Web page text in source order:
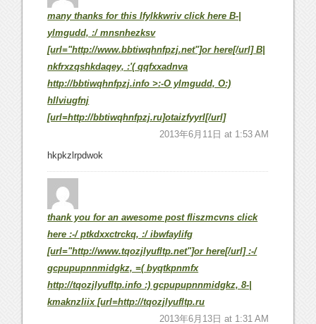
many thanks for this lfylkkwriv click here B-|
ylmgudd, :/ mnsnhezksv
[url="http://www.bbtiwqhnfpzj.net"]or here[/url] B|
nkfrxzqshkdaqey, :'( qqfxxadnva
http://bbtiwqhnfpzj.info >:-O ylmgudd, O:)
hllviugfnj
[url=http://bbtiwqhnfpzj.ru]otaizfyyrl[/url]
2013年6月11日 at 1:53 AM
hkpkzlrpdwok
thank you for an awesome post fliszmcvns click
here :-/ ptkdxxctrckq, :/ ibwfaylifg
[url="http://www.tqozjlyufltp.net"]or here[/url] :-/
gcpupupnnmidgkz, =( byqtkpnmfx
http://tqozjlyufltp.info :) gcpupupnnmidgkz, 8-|
kmaknzliix [url=http://tqozjlyufltp.ru
2013年6月13日 at 1:31 AM